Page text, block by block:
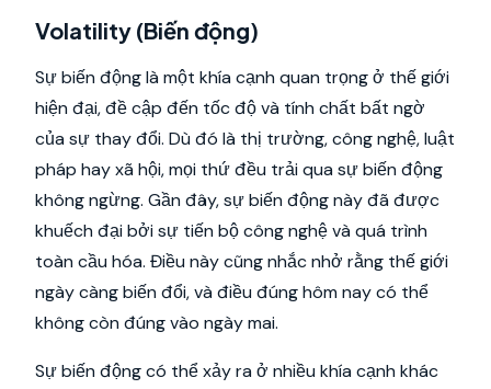
Volatility (Biến động)
Sự biến động là một khía cạnh quan trọng ở thế giới
hiện đại, đề cập đến tốc độ và tính chất bất ngờ
của sự thay đổi. Dù đó là thị trường, công nghệ, luật
pháp hay xã hội, mọi thứ đều trải qua sự biến động
không ngừng. Gần đây, sự biến động này đã được
khuếch đại bởi sự tiến bộ công nghệ và quá trình
toàn cầu hóa. Điều này cũng nhắc nhở rằng thế giới
ngày càng biến đổi, và điều đúng hôm nay có thể
không còn đúng vào ngày mai.
Sự biến động có thể xảy ra ở nhiều khía cạnh khác